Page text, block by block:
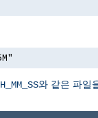
와 같은 파일